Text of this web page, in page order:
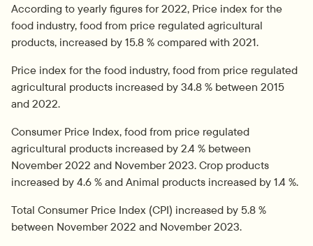
According to yearly figures for 2022, Price index for the
food industry, food from price regulated agricultural
products, increased by 15.8 % compared with 2021.
Price index for the food industry, food from price regulated
agricultural products increased by 34.8 % between 2015
and 2022.
Consumer Price Index, food from price regulated
agricultural products increased by 2.4 % between
November 2022 and November 2023. Crop products
increased by 4.6 % and Animal products increased by 1.4 %.
Total Consumer Price Index (CPI) increased by 5.8 %
between November 2022 and November 2023.